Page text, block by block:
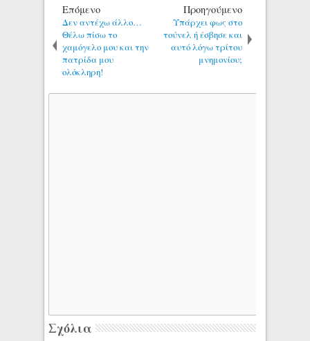
Επόμενο
Δεν αντέχω άλλο…
Θέλω πίσω το
χαμόγελο μου και την
πατρίδα μου
ολόκληρη!
Προηγούμενο
Υπάρχει φως στο
τούνελ ή έσβησε και
αυτό λόγω τρίτου
μνημονίου;
Σχόλια